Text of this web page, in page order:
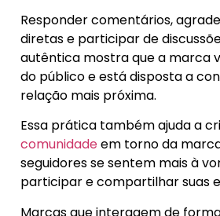
Responder comentários,
diretas e participar de
autêntica mostra que a marca
do público e está disposta a
relação mais próxima.
Essa prática também ajuda a
comunidadeem torno da
seguidores se sentem mais à
participar e compartilhar suas
Marcas que interagem de